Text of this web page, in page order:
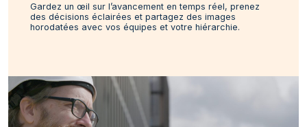
Gardez un œil sur l’avancement en temps réel, prenez
des décisions éclairées et partagez des images
horodatées avec vos équipes et votre hiérarchie.